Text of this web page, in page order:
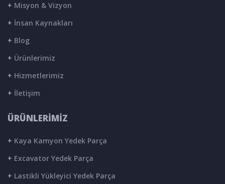
+ Misyon & Vizyon
+ İnsan Kaynakları
+ Blog
+ Ürünlerimiz
+ Hizmetlerimiz
+ İletişim
ÜRÜNLERİMİZ
+ Kaya Kamyon Yedek Parça
+ Excavator Yedek Parça
+ Lastikli Yükleyici Yedek Parça